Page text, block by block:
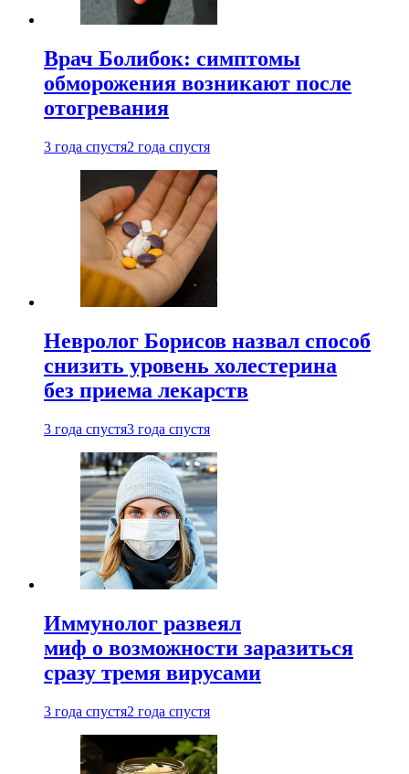
Врач Болибок: симптомы
обморожения возникают после
отогревания
3 года спустя2 года спустя
Невролог Борисов назвал способ
снизить уровень холестерина
без приема лекарств
3 года спустя3 года спустя
Иммунолог развеял
миф о возможности заразиться
сразу тремя вирусами
3 года спустя2 года спустя